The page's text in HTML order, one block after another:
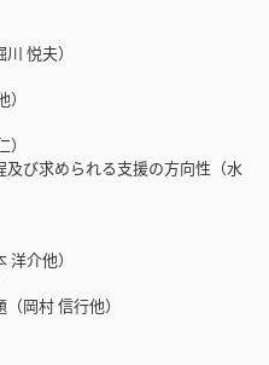
悦夫）
び求められる支援の方向性（水
介他）
岡村 信行他）